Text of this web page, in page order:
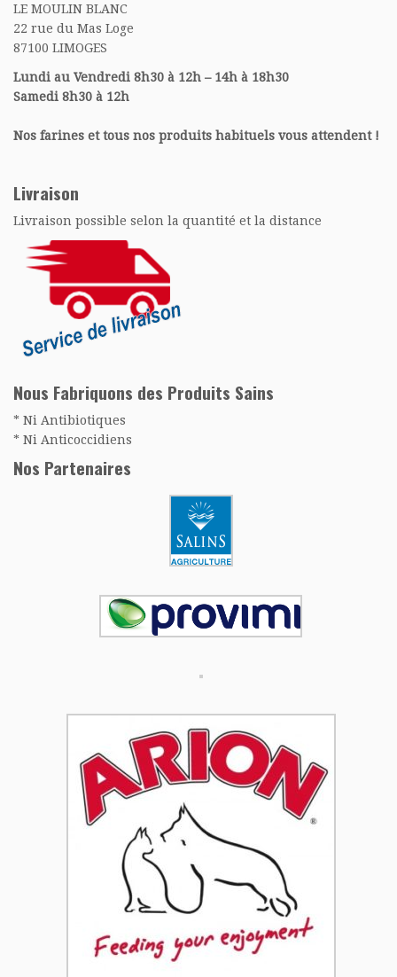
LE MOULIN BLANC
22 rue du Mas Loge
87100 LIMOGES
Lundi au Vendredi 8h30 à 12h – 14h à 18h30
Samedi 8h30 à 12h
Nos farines et tous nos produits habituels vous attendent !
Livraison
Livraison possible selon la quantité et la distance
Nous Fabriquons des Produits Sains
* Ni Antibiotiques
* Ni Anticoccidiens
Nos Partenaires